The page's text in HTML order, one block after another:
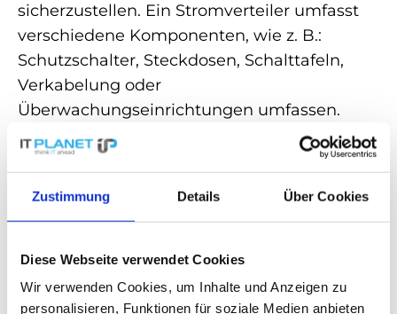
Zustimmung Details Über Cookies
Diese Webseite verwendet Cookies
Wir verwenden Cookies, um Inhalte und Anzeigen zu
personalisieren, Funktionen für soziale Medien anbieten
sicherzustellen. Ein Stromverteiler umfasst
verschiedene Komponenten, wie z. B.:
Schutzschalter, Steckdosen, Schalttafeln,
Verkabelung oder
Überwachungseinrichtungen umfassen.
Durch diese Komponenten kann eine
gezielte Verteilung und Steuerung der
elektrischen Energieermöglicht und
Schutz vorStromausfällengewährleistet
werden.
Entdecken Sie in unserem Shop